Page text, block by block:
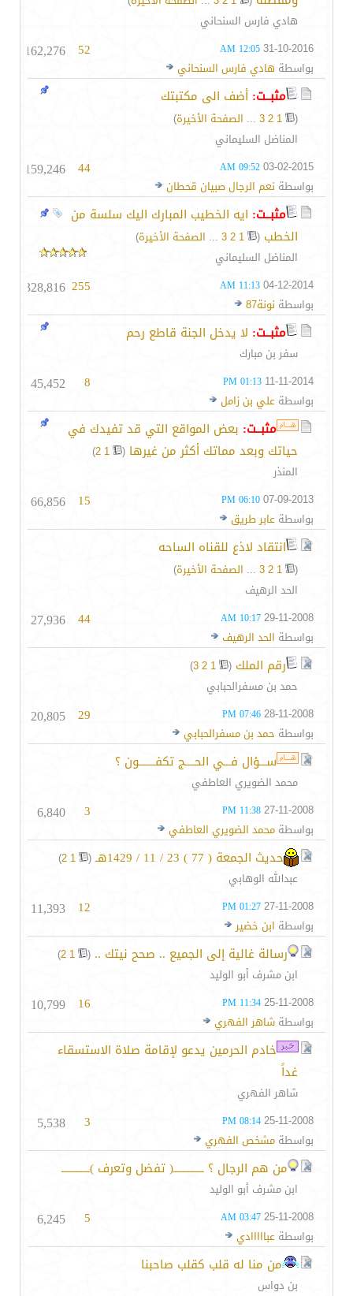
هادي فارس السنحاني
31-10-2016
12:05 AM
بواسطة هادي فارس السنحاني
52
162,276
مثبــت: أضف الى مكتبتك
(
1
2
3
... الصفحة الأخيرة)
المناضل السليماني
03-02-2015
09:52 AM
بواسطة نعم الرجال صبيان قحطان
44
159,246
مثبــت: ايه الخطيب المبارك اليك سلسة من
الخطب (
1
2
3
... الصفحة الأخيرة)
المناضل السليماني
04-12-2014
11:13 AM
بواسطة نونة87
255
328,816
مثبــت: لا يدخل الجنة قاطع رحم
سفر بن مبارك
11-11-2014
01:13 PM
بواسطة علي بن زامل
8
45,452
مثبــت: بعض المواقع التي قد تفيدك في
حياتك وبعد مماتك أكثر من غيرها (
1
2
)
المنذر
07-09-2013
06:10 PM
بواسطة عابر طريق
15
66,856
انتقاد لاذع للقناه الساحه
(
1
2
3
... الصفحة الأخيرة)
الحد الرهيف
29-11-2008
10:17 AM
بواسطة الحد الرهيف
44
27,936
رقم الملك (
1
2
3
)
حمد بن مسفرالحبابي
28-11-2008
07:46 PM
بواسطة حمد بن مسفرالحبابي
29
20,805
ســـؤال فـــي الحــــج تكفـــــــون ؟
محمد الضويري العاطفي
27-11-2008
11:38 PM
بواسطة محمد الضويري العاطفي
3
6,840
حديث الجمعة ( 77 ) 23 / 11 / 1429هـ ‏
(
1
2
)
عبدالله الوهابي
27-11-2008
01:27 PM
بواسطة ابن خضير
12
11,393
رسالة غالية إلى الجميع .. صحح نيتك .. (
1
2
)
ابن مشرف أبو الوليد
25-11-2008
11:34 PM
بواسطة شاهر الفهري
16
10,799
خادم الحرمين يدعو لإقامة صلاة الاستسقاء
غداً
شاهر الفهري
25-11-2008
08:14 PM
بواسطة مشخص الفهري
3
5,538
من هم الرجال ؟ ـــــــــــــ( تفضل وتعرف )ــــــــــــ
ابن مشرف أبو الوليد
25-11-2008
03:47 AM
بواسطة عبااااادي
5
6,245
من منا له قلب كقلب صاحبنا
بن دواس